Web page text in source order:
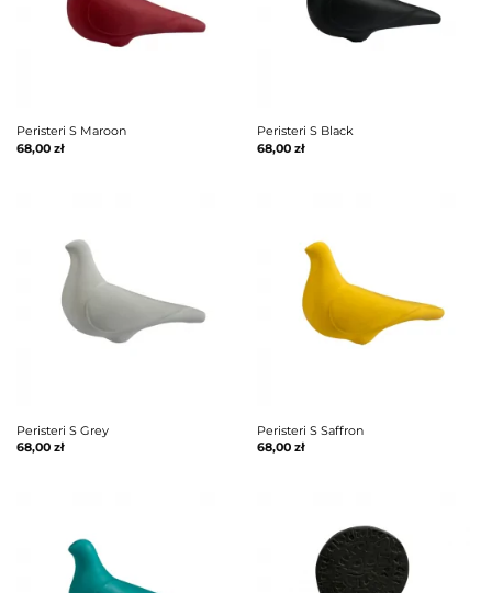
Peristeri S Maroon
68,00 zł
Peristeri S Black
68,00 zł
Peristeri S Grey
68,00 zł
Peristeri S Saffron
68,00 zł